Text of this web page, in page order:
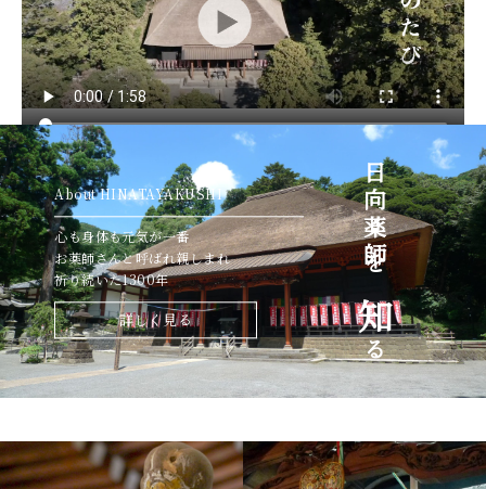
日向薬師を
知
る
About HINATAYAKUSHI
心も身体も元気が一番
お薬師さんと呼ばれ親しまれ
祈り続いた1300年
詳しく見る